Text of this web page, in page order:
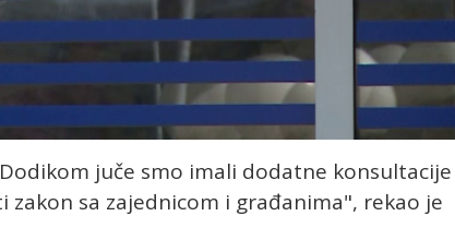
juče smo imali dodatne
sa zajednicom i građanima", rekao je